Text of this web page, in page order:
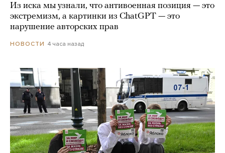
Из иска мы узнали, что антивоенная позиция — это
экстремизм, а картинки из СhatGPT — это
нарушение авторских прав
НОВОСТИ 4 часа назад